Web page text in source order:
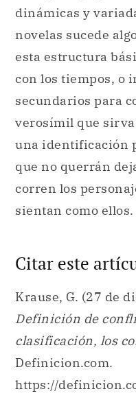
dinámicas y
novelas sucede
esta estructura
con los tiempos, o
secundarios para
verosímil que
una identificación
que no querrán
corren los
sientan como ellos.
Citar este
Krause, G. (27 de
Definición de
clasificación, los
Definicion.com.
https://